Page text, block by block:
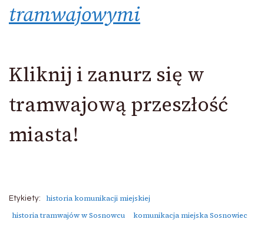
tramwajowymi
Kliknij i zanurz się w
tramwajową przeszłość
miasta!
Etykiety:
historia komunikacji miejskiej
historia tramwajów w Sosnowcu
komunikacja miejska Sosnowiec